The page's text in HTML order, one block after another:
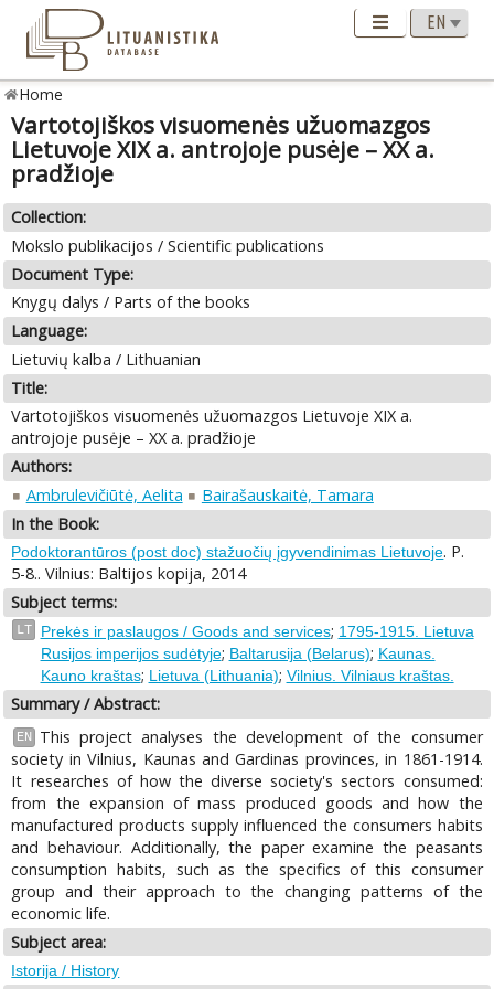
Home
Vartotojiškos visuomenės užuomazgos
Lietuvoje XIX a. antrojoje pusėje – XХ a.
pradžioje
Collection:
Mokslo publikacijos / Scientific publications
Document Type:
Knygų dalys / Parts of the books
Language:
Lietuvių kalba / Lithuanian
Title:
Vartotojiškos visuomenės užuomazgos Lietuvoje XIX a.
antrojoje pusėje – XХ a. pradžioje
Authors:
Ambrulevičiūtė, Aelita
Bairašauskaitė, Tamara
In the Book:
Podoktorantūros (post doc) stažuočių įgyvendinimas Lietuvoje. P.
5-8.. Vilnius: Baltijos kopija, 2014
Subject terms:
LT Prekės ir paslaugos / Goods and services; 1795-1915. Lietuva
Rusijos imperijos sudėtyje; Baltarusija (Belarus); Kaunas.
Kauno kraštas; Lietuva (Lithuania); Vilnius. Vilniaus kraštas.
Summary / Abstract:
EN
This project analyses the development of the consumer
society in Vilnius, Kaunas and Gardinas provinces, in 1861-1914.
It researches of how the diverse society's sectors consumed:
from the expansion of mass produced goods and how the
manufactured products supply influenced the consumers habits
and behaviour. Additionally, the paper examine the peasants
consumption habits, such as the specifics of this consumer
group and their approach to the changing patterns of the
economic life.
Subject area:
Istorija / History